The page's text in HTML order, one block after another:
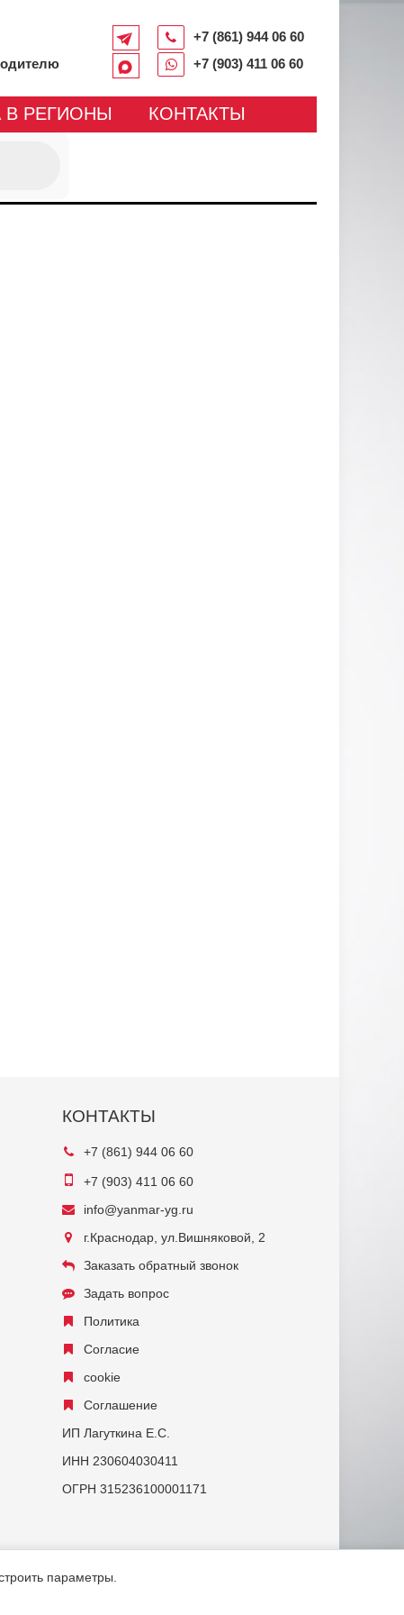
+7 (861) 944 06 60
+7 (903) 411 06 60
В РЕГИОНЫ КОНТАКТЫ
КОНТАКТЫ
+7 (861) 944 06 60
+7 (903) 411 06 60
info@yanmar-yg.ru
г.Краснодар, ул.Вишняковой, 2
Заказать обратный звонок
Задать вопрос
Политика
Согласие
cookie
Соглашение
ИП Лагуткина Е.С.
ИНН 230604030411
ОГРН 315236100001171
параметры.